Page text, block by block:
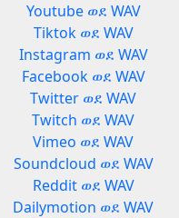
Youtube ወደ WAV
Tiktok ወደ WAV
Instagram ወደ WAV
Facebook ወደ WAV
Twitter ወደ WAV
Twitch ወደ WAV
Vimeo ወደ WAV
Soundcloud ወደ WAV
Reddit ወደ WAV
Dailymotion ወደ WAV